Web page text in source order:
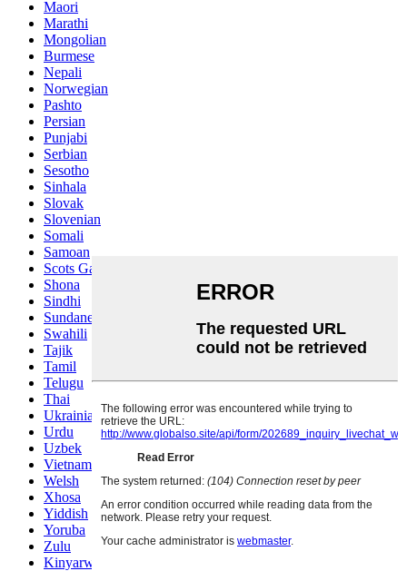
Maori
Marathi
Mongolian
Burmese
Nepali
Norwegian
Pashto
Persian
Punjabi
Serbian
Sesotho
Sinhala
Slovak
Slovenian
Somali
Samoan
Scots Gaelic
Shona
Sindhi
Sundanese
Swahili
Tajik
Tamil
Telugu
Thai
Ukrainian
Urdu
Uzbek
Vietnamese
Welsh
Xhosa
Yiddish
Yoruba
Zulu
Kinyarwanda